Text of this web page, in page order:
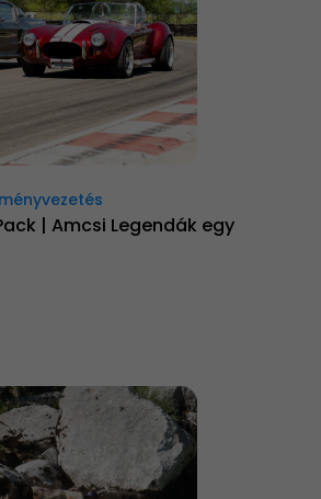
| Amcsi Legendák egy